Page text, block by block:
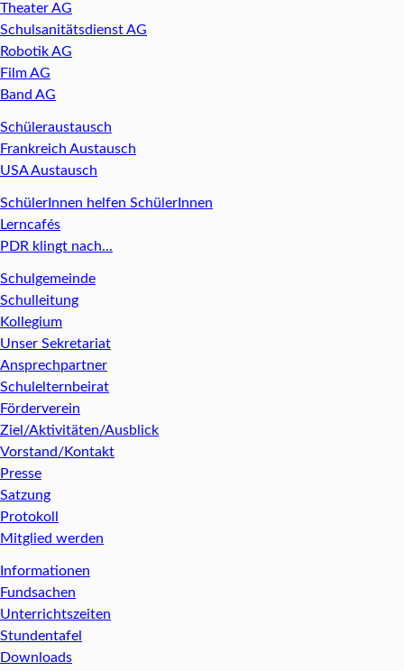
Theater AG
Schulsanitätsdienst AG
Robotik AG
Film AG
Band AG
Schüleraustausch
Frankreich Austausch
USA Austausch
SchülerInnen helfen SchülerInnen
Lerncafés
PDR klingt nach...
Schulgemeinde
Schulleitung
Kollegium
Unser Sekretariat
Ansprechpartner
Schulelternbeirat
Förderverein
Ziel/Aktivitäten/Ausblick
Vorstand/Kontakt
Presse
Satzung
Protokoll
Mitglied werden
Informationen
Fundsachen
Unterrichtszeiten
Stundentafel
Downloads